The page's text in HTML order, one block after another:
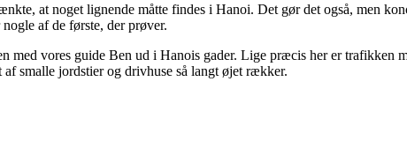
at noget lignende måtte findes i Hanoi. Det gør det også, men
af de første, der prøver.
med vores guide Ben ud i Hanois gader. Lige præcis her er trafikken
smalle jordstier og drivhuse så langt øjet rækker.